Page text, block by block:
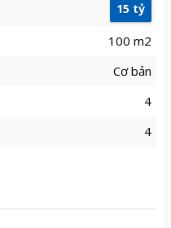
15 tỷ
100 m2
Cơ bản
4
4